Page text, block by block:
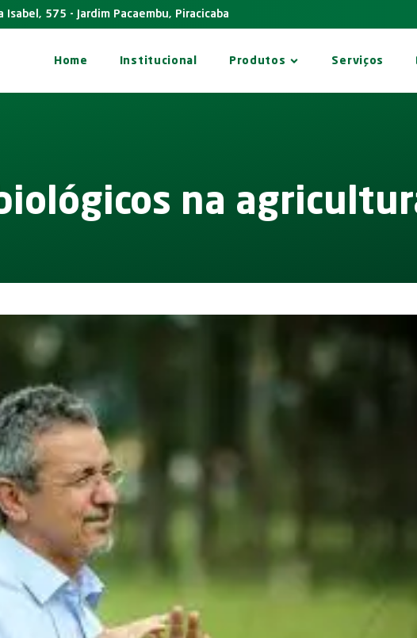
Isabel, 575 - Jardim Pacaembu, Piracicaba
Home Institucional Produtos Serviços
na